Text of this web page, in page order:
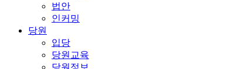
법안
인커밍
당원
입당
당원교육
당원정보